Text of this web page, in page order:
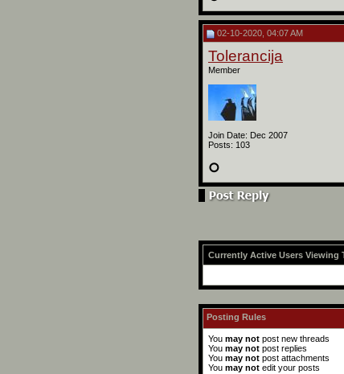
02-10-2020, 04:07 AM
Tolerancija
Member
Join Date: Dec 2007
Posts: 103
Currently Active Users Viewing
Posting Rules
You may not post new threads
You may not post replies
You may not post attachments
You may not edit your posts